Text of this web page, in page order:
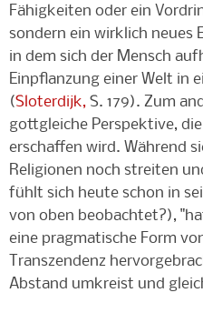
Fähigkeiten oder ein
sondern ein wirklich neues
in dem sich der Mensch
Einpflanzung einer Welt in
(Sloterdijk, S. 179). Zum
gottgleiche Perspektive,
erschaffen wird. Während
Religionen noch streiten
fühlt sich heute schon in
von oben beobachtet?),
eine pragmatische Form
Transzendenz
Abstand umkreist und